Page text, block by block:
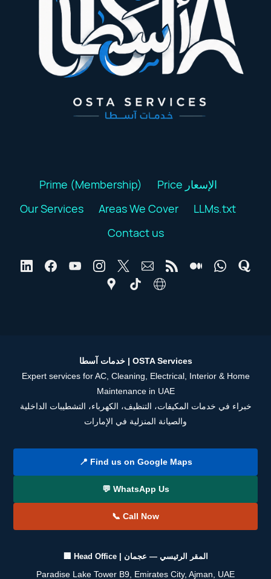
Prime (Membership)
Price الإسعار
Our Services
Areas We Cover
LLMs.txt
Contact us
خدمات آسطا | OSTA Services
Expert services for AC, Cleaning, Electrical, Interior & Home
Maintenance in UAE
خبراء في خدمات المكيفات، التنظيف، الكهرباء، التشطيبات الداخلية
والصيانة المنزلية في الإمارات
📍 Find us on Google Maps
💬 WhatsApp Us
📞 Call Now
🏢 Head Office | المقر الرئيسي — عجمان
Paradise Lake Tower B9, Emirates City, Ajman, UAE